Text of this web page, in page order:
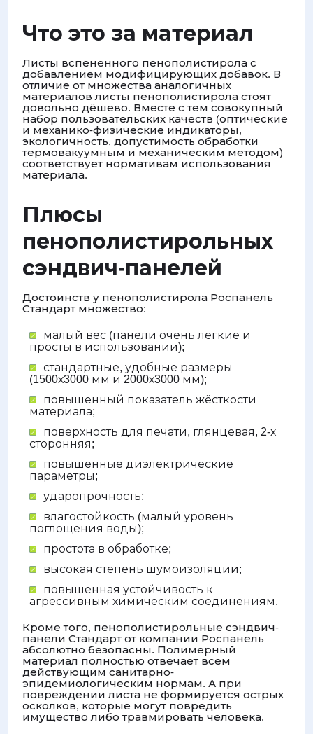
Что это за материал
Листы вспененного пенополистирола с
добавлением модифицирующих добавок. В
отличие от множества аналогичных
материалов листы пенополистирола стоят
довольно дёшево. Вместе с тем совокупный
набор пользовательских качеств (оптические
и механико-физические индикаторы,
экологичность, допустимость обработки
термовакуумным и механическим методом)
соответствует нормативам использования
материала.
Плюсы
пенополистирольных
сэндвич-панелей
Достоинств у пенополистирола Роспанель
Стандарт множество:
малый вес (панели очень лёгкие и
просты в использовании);
стандартные, удобные размеры
(1500х3000 мм и 2000х3000 мм);
повышенный показатель жёсткости
материала;
поверхность для печати, глянцевая, 2-х
сторонняя;
повышенные диэлектрические
параметры;
ударопрочность;
влагостойкость (малый уровень
поглощения воды);
простота в обработке;
высокая степень шумоизоляции;
повышенная устойчивость к
агрессивным химическим соединениям.
Кроме того, пенополистирольные сэндвич-
панели Стандарт от компании Роспанель
абсолютно безопасны. Полимерный
материал полностью отвечает всем
действующим санитарно-
эпидемиологическим нормам. А при
повреждении листа не формируется острых
осколков, которые могут повредить
имущество либо травмировать человека.